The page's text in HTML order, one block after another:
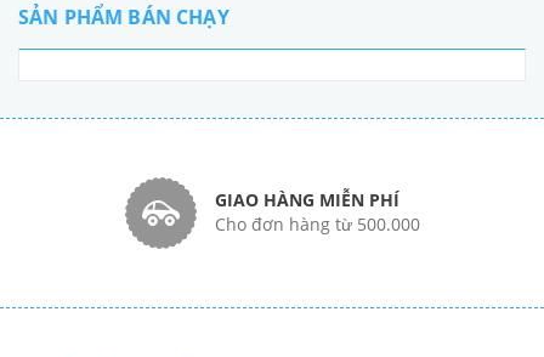
SẢN PHẨM BÁN CHẠY
GIAO HÀNG MIỄN PHÍ
Cho đơn hàng từ 500.000